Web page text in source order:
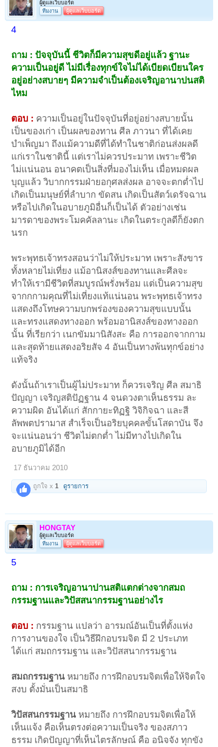
ผู้ดูแลเว็บบอร์ด
ทีมงาน
ผู้ดูแลเว็บบอร์ด
4
ถาม : ปัจจุบันนี้ ชีวิตก็มีความสุขดีอยู่แล้ว ฐานะ
ความเป็นอยู่ดี ไม่มีเรื่องทุกข์ใจไม่ได้เบียดเบียนใคร
อยู่อย่างสบายๆ มีความจำเป็นต้องเจริญอานาปนสติ
ไหม
ตอบ : ความเป็นอยู่ในปัจจุบันที่อยู่อย่างสบายนั้น
เป็นของเก่า เป็นผลของทาน ศีล ภาวนา ที่ได้เคย
บำเพ็ญมา ถึงแม้ความดีที่ได้ทำในชาติก่อนส่งผลดี
แก่เราในชาตินี้ แต่เราไม่ควรประมาท เพราะชีวิต
ไม่แน่นอน อนาคตเป็นสิ่งที่มองไม่เห็น เมื่อหมดผล
บุญแล้ว วิบากกรรมฝ่ายอกุศลส่งผล อาจจะตกต่ำไป
เกิดเป็นมนุษย์ที่ลำบาก ขัดสน เกิดเป็นสัตว์เดรัจฉาน
หรือไปเกิดในอบายภูมิอื่นก็เป็นได้ ตัวอย่างเช่น
มารดาของพระโมคคัลลานะ เกิดในตระกูลดีก็ยังตก
นรก
พระพุทธเจ้าทรงสอนว่าไม่ให้ประมาท เพราะสังขาร
ทั้งหลายไม่เที่ยง แม้อานิสงส์ของทานและศีลจะ
ทำให้เรามีชีวิตที่สมบูรณ์พรั่งพร้อม แต่เป็นความสุข
จากกกามคุณที่ไม่เที่ยงแท้แน่นอน พระพุทธเจ้าทรง
แสดงถึงโทษความบกพร่องของความสุขแบบนั้น
และทรงแสดงทางออก พร้อมอานิสงส์ของทางออก
นั้น ที่เรียกว่า เนกขัมมานิสังสะ คือ การออกจากกาม
และสุดท้ายแสดงอริยสัจ 4 อันเป็นทางพ้นทุกข์อย่าง
แท้จริง
ดังนั้นถ้าเราเป็นผู้ไม่ประมาท ก็ควรเจริญ ศีล สมาธิ
ปัญญา เจริญสติปัฏฐาน 4 จนดวงตาเห็นธรรม ละ
ความผิด อันได้แก่ สักกายะทิฏฐิ วิจิกิจฉา และสี
ลัพพตปรามาส สำเร็จเป็นอริยบุคคลขั้นโสดาบัน จึง
จะแน่นอนว่า ชีวิตไม่ตกต่ำ ไม่มีทางไปเกิดใน
อบายภูมิได้อีก
17 ธันวาคม 2010
ถูกใจ x 1 ดูรายการ
HONGTAY
ผู้ดูแลเว็บบอร์ด
ทีมงาน
ผู้ดูแลเว็บบอร์ด
5
ถาม : การเจริญอานาปานสติแตกต่างจากสมถ
กรรมฐานและวิปัสสนากรรมฐานอย่างไร
ตอบ : กรรมฐาน แปลว่า อารมณ์อันเป็นที่ตั้งแห่ง
การงานของใจ เป็นวิธีฝึกอบรมจิต มี 2 ประเภท
ได้แก่ สมถกรรมฐาน และวิปัสสนากรรมฐาน
สมถกรรมฐาน หมายถึง การฝึกอบรมจิตเพื่อให้จิตใจ
สงบ ตั้งมั่นเป็นสมาธิ
วิปัสสนกรรมฐาน หมายถึง การฝึกอบรมจิตเพื่อให้
เห็นแจ้ง คือเห็นตรงต่อความเป็นจริง ของสภาว
ธรรม เกิดปัญญาที่เห็นไตรลักษณ์ คือ อนิจจัง ทุกขัง